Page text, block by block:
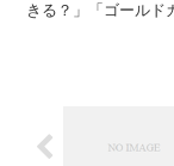
きる？」「ゴール